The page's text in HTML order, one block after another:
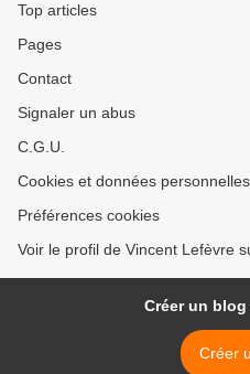
Top articles
Pages
Contact
Signaler un abus
C.G.U.
Cookies et données personnelles
Préférences cookies
Voir le profil de Vincent Lefèvre
Créer un
Créer